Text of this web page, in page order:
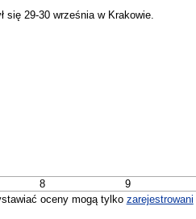
się 29-30 września w Krakowie.
8 9
oceny mogą tylko zarejestrowani